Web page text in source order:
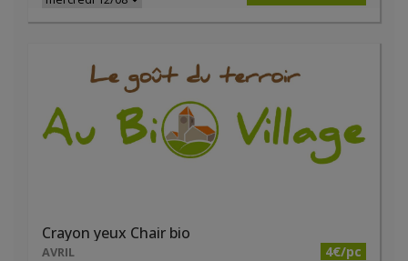
Crayon yeux Chair bio
AVRIL 4€/pc